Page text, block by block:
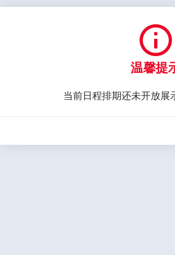

温馨提
当前日程排期还未开放展